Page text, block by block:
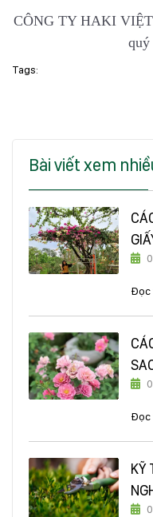
Bài viết xem
Đọc
Đọc
KỸ
CÔNG TY HAKI VIỆT
quý
Tags: